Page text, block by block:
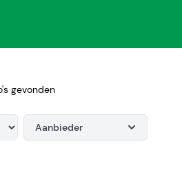
gevonden
Aanbieder